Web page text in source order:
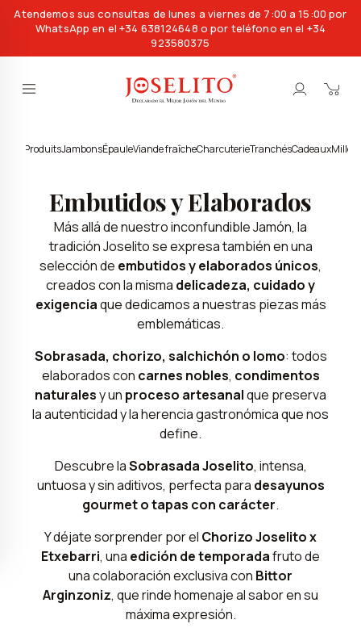
Atendemos sus consultas de lunes a viernes de 7:00 a 15:00 por
WhatsApp en el +34 638124648 o por teléfono en el +34
923580375
ProduitsJambonsÉpauleViande fraîcheCharcuterieTranchésCadeaux
Embutidos y Elaborados
Más allá de nuestro inconfundible Jamón, la
tradición Joselito se expresa también en una
selección de embutidos y elaborados únicos,
creados con la misma delicadeza, cuidado y
exigenciaque dedicamos a nuestras piezas más
emblemáticas.
Sobrasada, chorizo, salchichón o lomo: todos
elaborados con carnes nobles, condimentos
naturalesy un proceso artesanalque preserva
la autenticidad y la herencia gastronómica que nos
define.
Descubre laSobrasada Joselito, intensa,
untuosa y sin aditivos, perfecta para desayunos
gourmet o tapas con carácter.
Y déjate sorprender por el Chorizo Joselito x
Etxebarri, una edición de temporadafruto de
una colaboración exclusiva con Bittor
Arginzoniz, que rinde homenaje al sabor en su
máxima expresión.